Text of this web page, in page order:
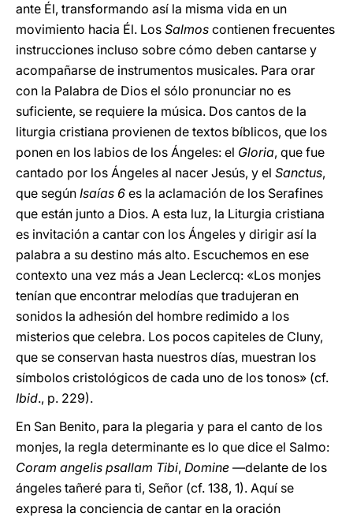
ante Él, transformando así la misma vida en un
movimiento hacia Él. Los Salmos contienen frecuentes
instrucciones incluso sobre cómo deben cantarse y
acompañarse de instrumentos musicales. Para orar
con la Palabra de Dios el sólo pronunciar no es
suficiente, se requiere la música. Dos cantos de la
liturgia cristiana provienen de textos bíblicos, que los
ponen en los labios de los Ángeles: el Gloria, que fue
cantado por los Ángeles al nacer Jesús, y el Sanctus,
que según Isaías 6 es la aclamación de los Serafines
que están junto a Dios. A esta luz, la Liturgia cristiana
es invitación a cantar con los Ángeles y dirigir así la
palabra a su destino más alto. Escuchemos en ese
contexto una vez más a Jean Leclercq: «Los monjes
tenían que encontrar melodías que tradujeran en
sonidos la adhesión del hombre redimido a los
misterios que celebra. Los pocos capiteles de Cluny,
que se conservan hasta nuestros días, muestran los
símbolos cristológicos de cada uno de los tonos» (cf.
Ibid., p. 229).
En San Benito, para la plegaria y para el canto de los
monjes, la regla determinante es lo que dice el Salmo:
Coram angelis psallam Tibi, Domine —delante de los
ángeles tañeré para ti, Señor (cf. 138, 1). Aquí se
expresa la conciencia de cantar en la oración